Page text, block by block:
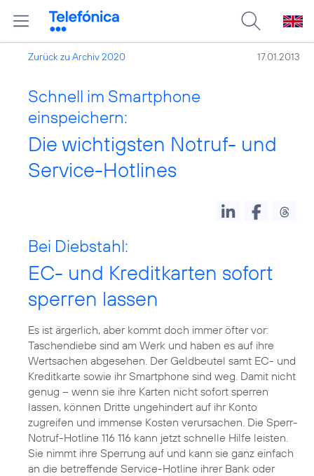
Zurück zu Archiv 2020 17.01.2013
Schnell im Smartphone
einspeichern:
Die wichtigsten Notruf- und
Service-Hotlines
Bei Diebstahl:
EC- und Kreditkarten sofort
sperren lassen
Es ist ärgerlich, aber kommt doch immer öfter vor:
Taschendiebe sind am Werk und haben es auf ihre
Wertsachen abgesehen. Der Geldbeutel samt EC- und
Kreditkarte sowie ihr Smartphone sind weg. Damit nicht
genug – wenn sie ihre Karten nicht sofort sperren
lassen, können Dritte ungehindert auf ihr Konto
zugreifen und immense Kosten verursachen. Die Sperr-
Notruf-Hotline 116 116 kann jetzt schnelle Hilfe leisten.
Sie nimmt ihre Sperrung auf und kann sie ganz einfach
an die betreffende Service-Hotline ihrer Bank oder